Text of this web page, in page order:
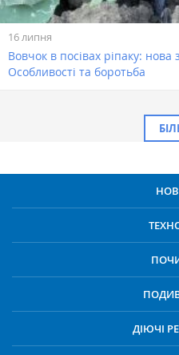
16 липня
Вовчок в посівах ріпаку:
Особливості та боротьба
ДІЮЧІ